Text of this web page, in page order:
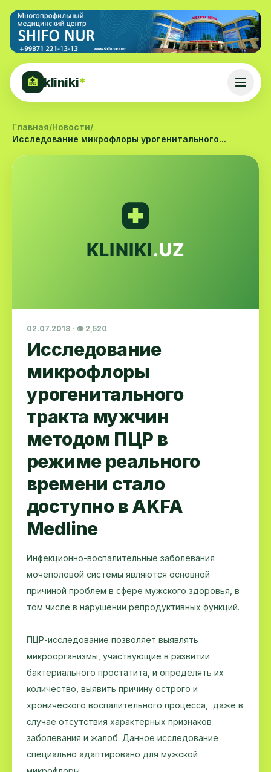
🏥 kliniki*
Главная/Новости/
Исследование микрофлоры урогенитального...
02.07.2018 · 👁 2,520
Исследование
микрофлоры
урогенитального
тракта мужчин
методом ПЦР в
режиме реального
времени стало
доступно в AKFA
Medline
Инфекционно-воспалительные заболевания
мочеполовой системы являются основной
причиной проблем в сфере мужского здоровья, в
том числе в нарушении репродуктивных функций.
ПЦР-исследование позволяет выявлять
микроорганизмы, участвующие в развитии
бактериального простатита, и определять их
количество, выявить причину острого и
хронического воспалительного процесса, даже в
случае отсутствия характерных признаков
заболевания и жалоб. Данное исследование
специально адаптировано для мужской